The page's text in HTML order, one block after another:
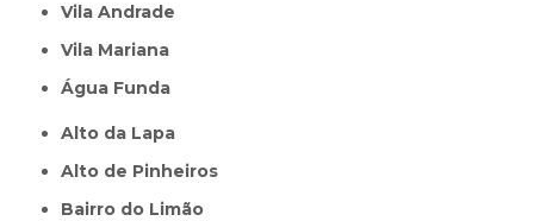
Vila Andrade
Vila Mariana
Água Funda
Alto da Lapa
Alto de Pinheiros
Bairro do Limão